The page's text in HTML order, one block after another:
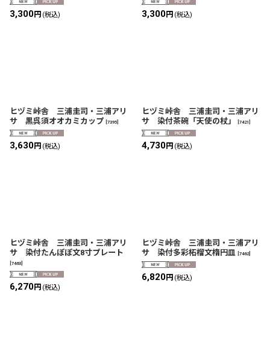
3,300円 (税込) 3,300円 (税込)
ヒヅミ峠舎 三浦圭司・三浦アリ
サ 黒呉須オオカミカップ
7395
3,630円 (税込)
ヒヅミ峠舎 三浦圭司・三浦アリ
サ 染付茶碗「天使の杖」
7421
4,730円 (税込)
ヒヅミ峠舎 三浦圭司・三浦アリ
サ 染付たんぽぽ文8寸プレート
7463
6,270円 (税込)
ヒヅミ峠舎 三浦圭司・三浦アリ
サ 染付多彩柘榴文楕円皿
7462]
6,820円 (税込)